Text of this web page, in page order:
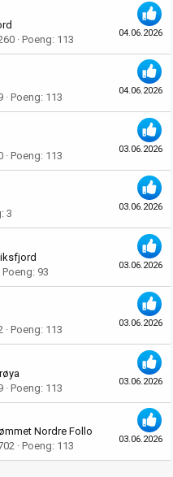
04.06.2026
Poeng 113
04.06.2026
Poeng 113
03.06.2026
Poeng 113
03.06.2026
3
03.06.2026
Poeng 93
03.06.2026
Poeng 113
03.06.2026
Poeng 113
03.06.2026
Nordre Follo
Poeng 113